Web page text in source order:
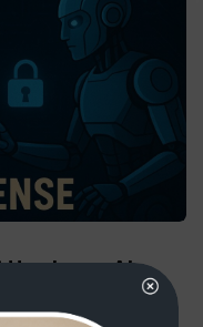
vs AI-